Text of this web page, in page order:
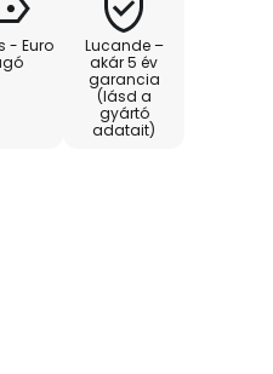
ez az álló világítás
nyűgözi le a
kiváló minőségű
mind funkcionális
darab.
- Euro
Lucande –
akár 5 év
garancia
(lásd a
gyártó
adatait)